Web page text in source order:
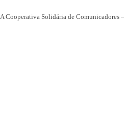
A Cooperativa Solidária de Comunicadores